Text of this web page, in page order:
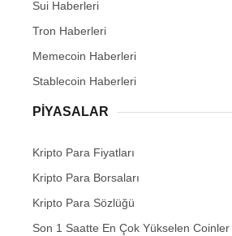
Sui Haberleri
Tron Haberleri
Memecoin Haberleri
Stablecoin Haberleri
PIYASALAR
Kripto Para Fiyatları
Kripto Para Borsaları
Kripto Para Sözlüğü
Son 1 Saatte En Çok Yükselen Coinler